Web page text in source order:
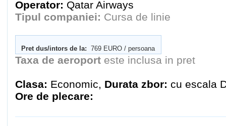
Operator: Qatar Airways
Tipul companiei: Cursa de linie
Pret dus/intors de la: 769 EURO / persoana
Taxa de aeroport este inclusa in pret
Clasa: Economic, Durata zbor: cu escala
Ore de plecare: